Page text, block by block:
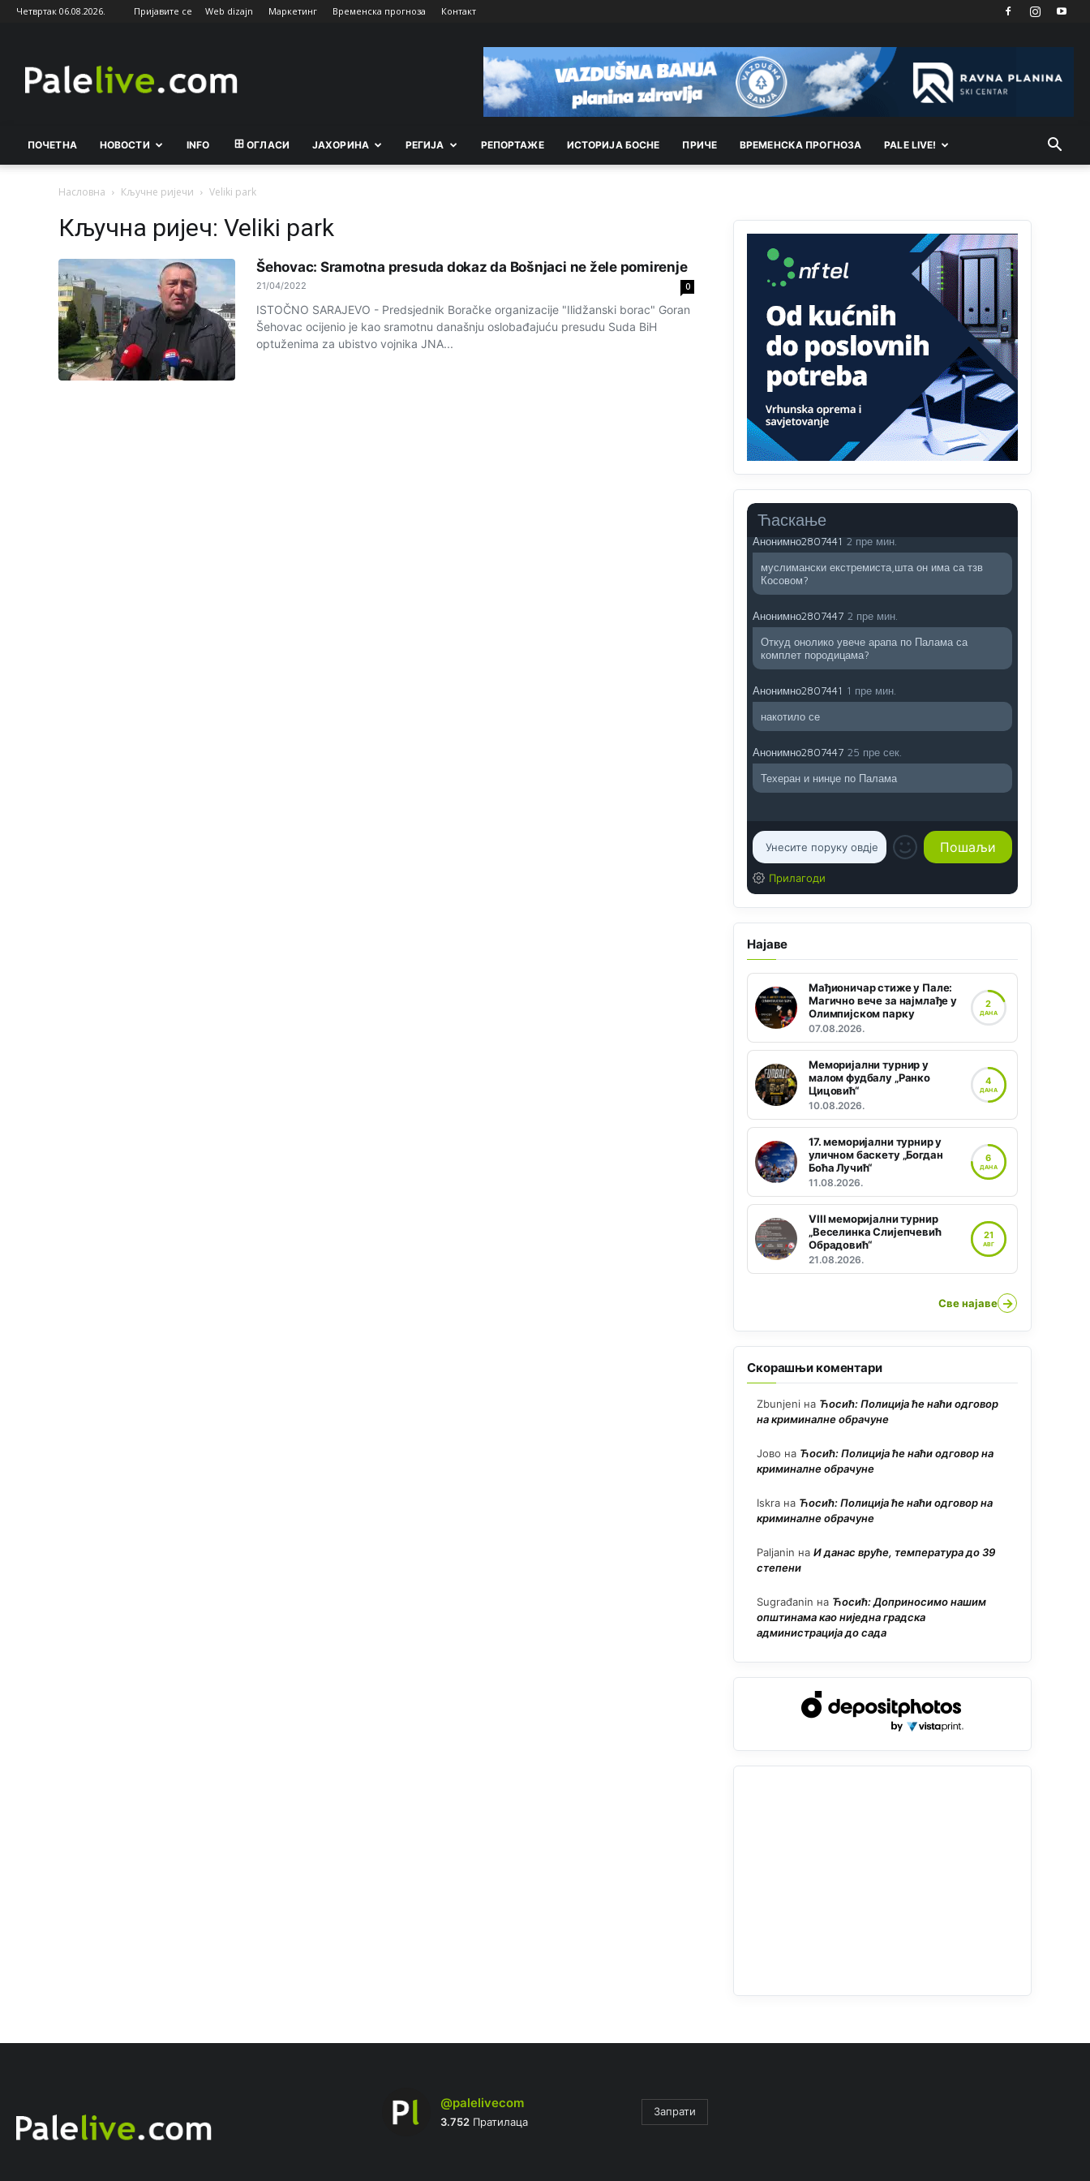
Четвртак 06.08.2026. Пријавите се Web dizajn Маркетинг Временска прогноза Контакт
ПОЧЕТНА НОВОСТИ INFO ОГЛАСИ ЈАХОРИНА РEГИЈА РEПОРТАЖE ИСТОРИЈА БОСНЕ ПРИЧЕ ВРEМEНСКА ПРОГНОЗА PALE LIVE!
Насловна Кључне ријечи Veliki park
Кључна ријеч: Veliki park
Šehovac: Sramotna presuda dokaz da Bošnjaci ne žele pomirenje
21/04/2022 0
ISTOČNO SARAJEVO - Predsjednik Boračke organizacije "Ilidžanski borac" Goran
Šehovac ocijenio je kao sramotnu današnju oslobađajuću presudu Suda BiH
optuženima za ubistvo vojnika JNA...
Ћаскање
ste da ste nebeski narod
Анонимно2806773 6:56
АМЕРИКАНЦИ ДО КРАЈА ГОДИНЕ ОДЛАЗЕ СА
Анонимно2806773 6:59
Косово више није у моди, Амери се селе у Иран.
Анонимно2806773
7:05
Војска Србије се враћа на Косово и Метохију.
Анонимно2806721
Promjeni dilera
Анонимно2807323
32 пре мин.
Vise je Republika SRPSKA drzava nego Kosovo.
u Republici Srpskoj. Zato zivjela REPUBLIKA
SRPSKA
Анонимно2807441 2 пре мин.
муслимански екстремиста,шта он има са тзв
Косовом?
Анонимно2807447 2 пре мин.
Откуд онолико увече арапа по Палама са
комплет породицама?
Анонимно2807441 1 пре мин.
накотило се
Анонимно2807447 25 пре сек.
Техеран и нинџе по Палама
Прилагоди
Најаве
Мађионичар стиже у Пале:
Магично вече за најмлађе у
Олимпијском парку
07.08.2026.
2
ДАНА
Меморијални турнир у
малом фудбалу „Ранко
Цицовић“
10.08.2026.
4
ДАНА
17. меморијални турнир у
уличном баскету „Богдан
Боћа Лучић“
11.08.2026.
6
ДАНА
VIII меморијални турнир
„Веселинка Слијепчевић
Обрадовић“
21.08.2026.
21
АВГ
Све најаве →
Скорашњи коментари
Zbunjeni на Ћосић: Полиција ће наћи одговор
на криминалне обрачуне
Јово на Ћосић: Полиција ће наћи одговор на
криминалне обрачуне
Iskra на Ћосић: Полиција ће наћи одговор на
криминалне обрачуне
Paljanin на И данас вруће, температура до 39
степени
Sugrađanin на Ћосић: Доприносимо нашим
општинама као ниједна градска
администрација до сада
@palelivecom
3.752Пратилаца
Запрати